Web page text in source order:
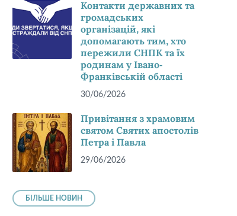
Контакти державних та
громадських
організацій, які
допомагають тим, хто
пережили СНПК та їх
родинам у Івано-
Франківській області
30/06/2026
Привітання з храмовим
святом Святих апостолів
Петра і Павла
29/06/2026
БІЛЬШЕ НОВИН